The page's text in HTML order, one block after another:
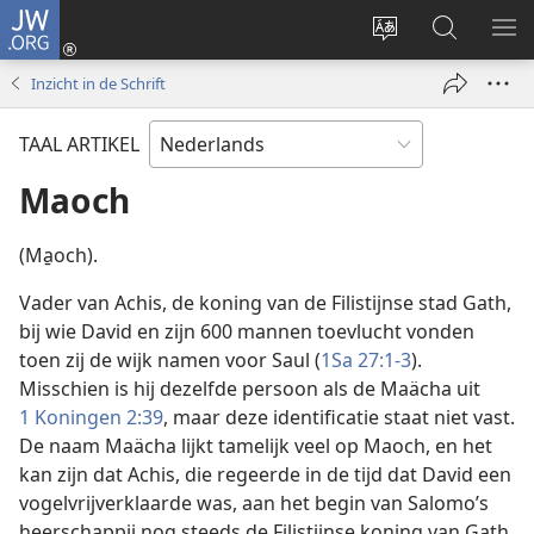
JW.ORG
Taal
wijzigen
Inloggen
(opent
Zoeken
op
JW.ORG
Inzicht in de Schrift
TAAL ARTIKEL
Maoch
(Ma̱och).
Vader van Achis, de koning van de Filistijnse stad Gath,
bij wie David en zijn 600 mannen toevlucht vonden
toen zij de wijk namen voor Saul (1Sa 27:1-3).
Misschien is hij dezelfde persoon als de Maächa uit
1 Koningen 2:39, maar deze identificatie staat niet vast.
De naam Maächa lijkt tamelijk veel op Maoch, en het
kan zijn dat Achis, die regeerde in de tijd dat David een
vogelvrijverklaarde was, aan het begin van Salomo’s